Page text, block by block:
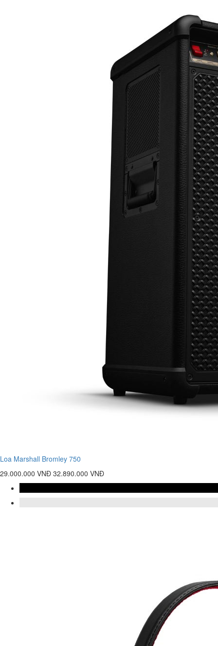
Loa Marshall Bromley 750
29.000.000 VNĐ 32.890.000 VNĐ